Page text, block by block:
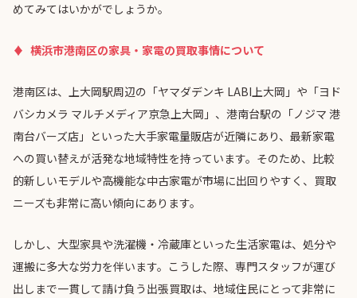
めてみてはいかがでしょうか。
横浜市港南区の家具・家電の買取事情について
港南区は、上大岡駅周辺の「ヤマダデンキ LABI上大岡」や「ヨド
バシカメラ マルチメディア京急上大岡」、港南台駅の「ノジマ 港
南台バーズ店」といった大手家電量販店が近隣にあり、最新家電
への買い替えが活発な地域特性を持っています。そのため、比較
的新しいモデルや高機能な中古家電が市場に出回りやすく、買取
ニーズも非常に高い傾向にあります。
しかし、大型家具や洗濯機・冷蔵庫といった生活家電は、処分や
運搬に多大な労力を伴います。こうした際、専門スタッフが運び
出しまで一貫して請け負う出張買取は、地域住民にとって非常に